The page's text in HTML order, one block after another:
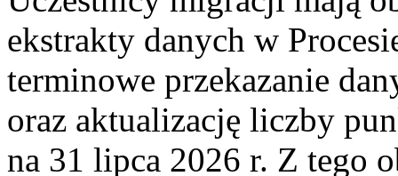
ekstrakty danych w
terminowe przekazanie
oraz aktualizację liczby
na 31 lipca 2026 r. Z tego